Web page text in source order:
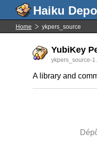
Home ykpers_source
YubiKey
ykpers_source-
A library and